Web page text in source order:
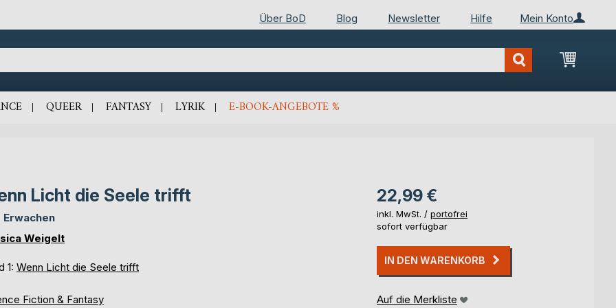
Mein Konto
Über BoD Blog Newsletter Hilfe
Mein
QUEER FANTASY LYRIK E-BOOK-ANGEBOTE %
Licht die Seele trifft
Erwachen
Weigelt
1: Wenn Licht die Seele trifft
Fiction & Fantasy
22,99 €
inkl. MwSt. / portofrei
sofort verfügbar
IN DEN WARENKORB
Auf die Merkliste